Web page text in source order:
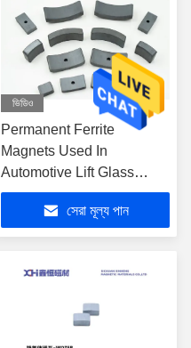
ভিডিও
Permanent Ferrite
Magnets Used In
Automotive Lift Glass
Motors Car Ferrite
Magnets
সেরা মূল্য পান